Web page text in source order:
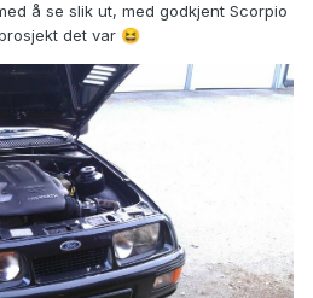
å se slik ut, med godkjent Scorpio
det var 😆